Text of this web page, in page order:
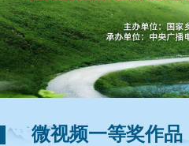
微视频一等奖作品